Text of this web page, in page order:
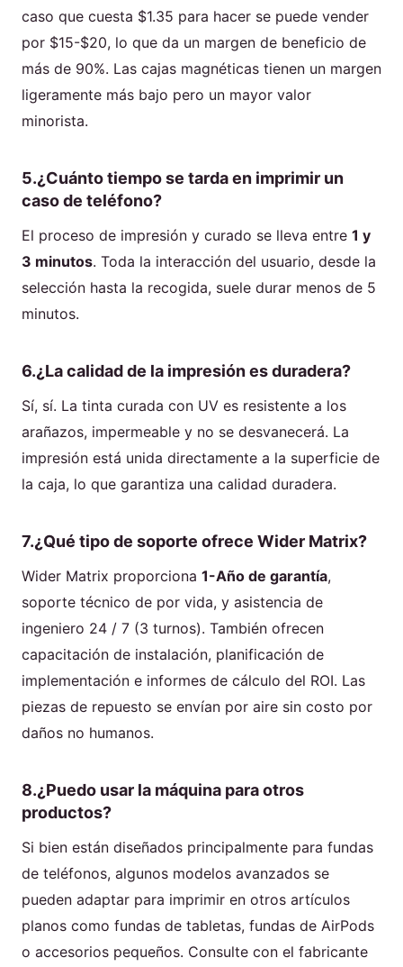
caso que cuesta $1.35 para hacer se puede vender
por $15-$20, lo que da un margen de beneficio de
más de 90%. Las cajas magnéticas tienen un margen
ligeramente más bajo pero un mayor valor
minorista.
5.¿Cuánto tiempo se tarda en imprimir un
caso de teléfono?
El proceso de impresión y curado se lleva entre 1 y
3 minutos. Toda la interacción del usuario, desde la
selección hasta la recogida, suele durar menos de 5
minutos.
6.¿La calidad de la impresión es duradera?
Sí, sí. La tinta curada con UV es resistente a los
arañazos, impermeable y no se desvanecerá. La
impresión está unida directamente a la superficie de
la caja, lo que garantiza una calidad duradera.
7.¿Qué tipo de soporte ofrece Wider Matrix?
Wider Matrix proporciona 1-Año de garantía,
soporte técnico de por vida, y asistencia de
ingeniero 24 / 7 (3 turnos). También ofrecen
capacitación de instalación, planificación de
implementación e informes de cálculo del ROI. Las
piezas de repuesto se envían por aire sin costo por
daños no humanos.
8.¿Puedo usar la máquina para otros
productos?
Si bien están diseñados principalmente para fundas
de teléfonos, algunos modelos avanzados se
pueden adaptar para imprimir en otros artículos
planos como fundas de tabletas, fundas de AirPods
o accesorios pequeños. Consulte con el fabricante